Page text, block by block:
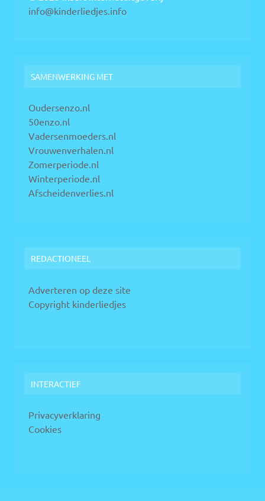
info@kinderliedjes.info
SAMENWERKING MET
Oudersenzo.nl
50enzo.nl
Vadersenmoeders.nl
Vrouwenverhalen.nl
Zomerperiode.nl
Winterperiode.nl
Afscheidenverlies.nl
REDACTIONEEL
Adverteren op deze site
Copyright kinderliedjes
INTERACTIEF
Privacyverklaring
Cookies